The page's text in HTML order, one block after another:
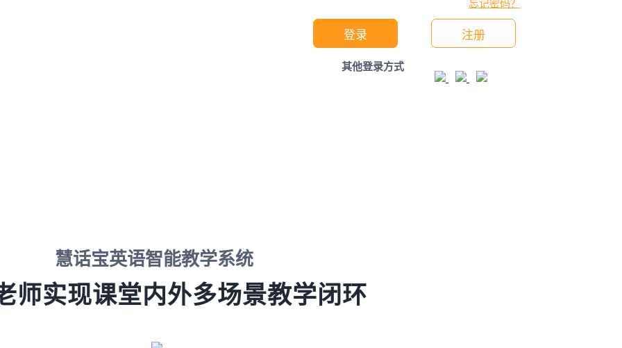
忘记密码？
其他登录方式
慧话宝英语智能教学系统
师实现课堂内外多场景教学闭环